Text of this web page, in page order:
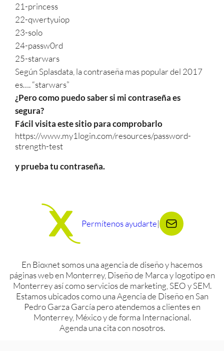
21-princess
22-qwertyuiop
23-solo
24-passw0rd
25-starwars
Según Splasdata, la contraseña mas popular del 2017
es…. “starwars”
¿Pero como puedo saber si mi contraseña es
segura?
Fácil visita este sitio para comprobarlo
https://www.my1login.com/resources/password-
strength-test
y prueba tu contraseña.
Permítenos ayudarte|
En Bioxnet somos una agencia de diseño y hacemos
páginas web en Monterrey, Diseño de Marca y logotipo en
Monterrey así como servicios de marketing, SEO y SEM.
Estamos ubicados como una Agencia de Diseño en San
Pedro Garza García pero atendemos a clientes en
Monterrey, México y de forma Internacional.
Agenda una cita con nosotros.